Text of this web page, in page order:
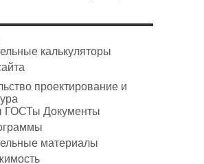
калькуляторы
проектирование и
ГОСТы Документы
материалы